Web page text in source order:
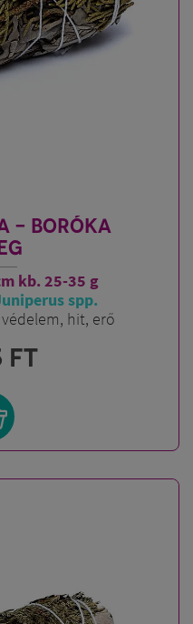
- BORÓKA
kb. 25-35 g
spp.
hit, erő
FT